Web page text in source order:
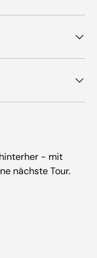
- mit
nächste Tour.